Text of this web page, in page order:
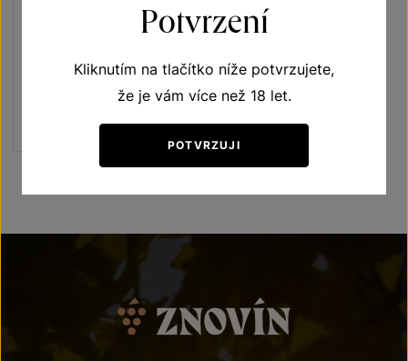
Terroir - toulky vinicemi
výběr z hroznů 2021
1 440 Kč
Potvrzení
Kliknutím na tlačítko níže potvrzujete,
že je vám více než 18 let.
POTVRZUJI